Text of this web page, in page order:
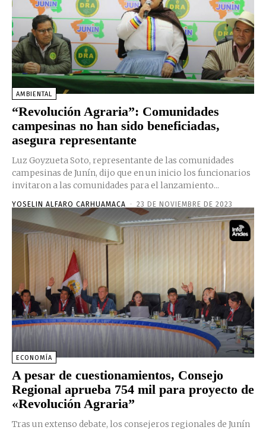
AMBIENTAL
“Revolución Agraria”: Comunidades
campesinas no han sido beneficiadas,
asegura representante
Luz Goyzueta Soto, representante de las comunidades
campesinas de Junín, dijo que en un inicio los funcionarios
invitaron a las comunidades para el lanzamiento...
YOSELIN ALFARO CARHUAMACA - 23 DE NOVIEMBRE DE 2023
ECONOMÍA
A pesar de cuestionamientos, Consejo
Regional aprueba 754 mil para proyecto de
«Revolución Agraria”
Tras un extenso debate, los consejeros regionales de Junín